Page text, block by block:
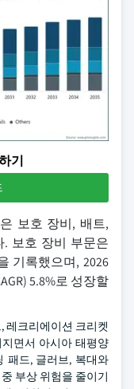
기
보호 장비, 배트,
. 보호 장비 부문은
기록했으며, 2026
5.8%로 성장할
레크리에이션 크리켓
면서 아시아 태평양
패드, 글러브, 복대와
부상 위험을 줄이기